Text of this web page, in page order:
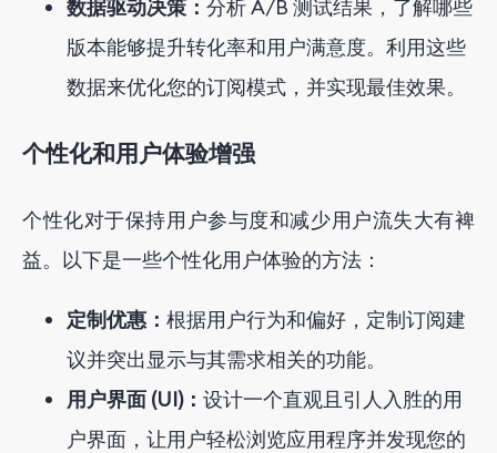
数据驱动决策： 分析 A/B 测试结果，了解哪些
版本能够提升转化率和用户满意度。利用这些
数据来优化您的订阅模式，并实现最佳效果。
个性化和用户体验增强
个性化对于保持用户参与度和减少用户流失大有裨
益。以下是一些个性化用户体验的方法：
定制优惠： 根据用户行为和偏好，定制订阅建
议并突出显示与其需求相关的功能。
用户界面 (UI)： 设计一个直观且引人入胜的用
户界面，让用户轻松浏览应用程序并发现您的